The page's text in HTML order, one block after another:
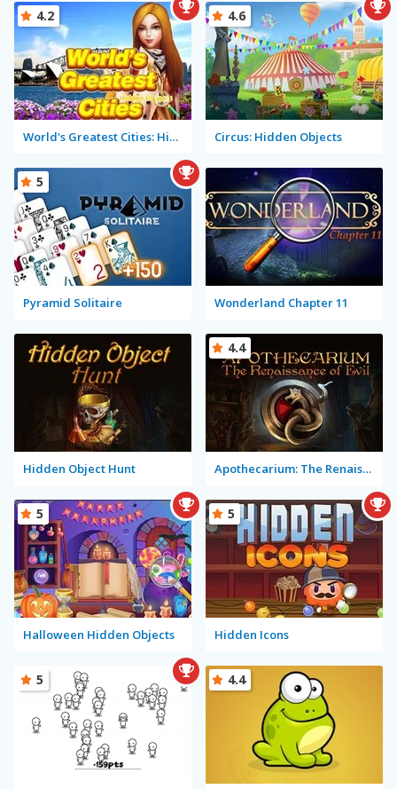
World's Greatest Cities: Hidden Objects
4.2
Circus: Hidden Objects
4.6
Pyramid Solitaire
5
Wonderland Chapter 11
Hidden Object Hunt Apothecarium: The Renaissance of Evil
4.4
Halloween Hidden Objects
5
Hidden Icons
5
5 4.4